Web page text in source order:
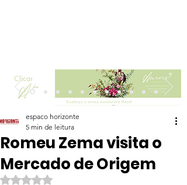
Clicar
Romeu Zema visita o
Mercado de Origem
espaco horizonte
5 min de leitura
Avaliado com NaN de 5 estrelas.